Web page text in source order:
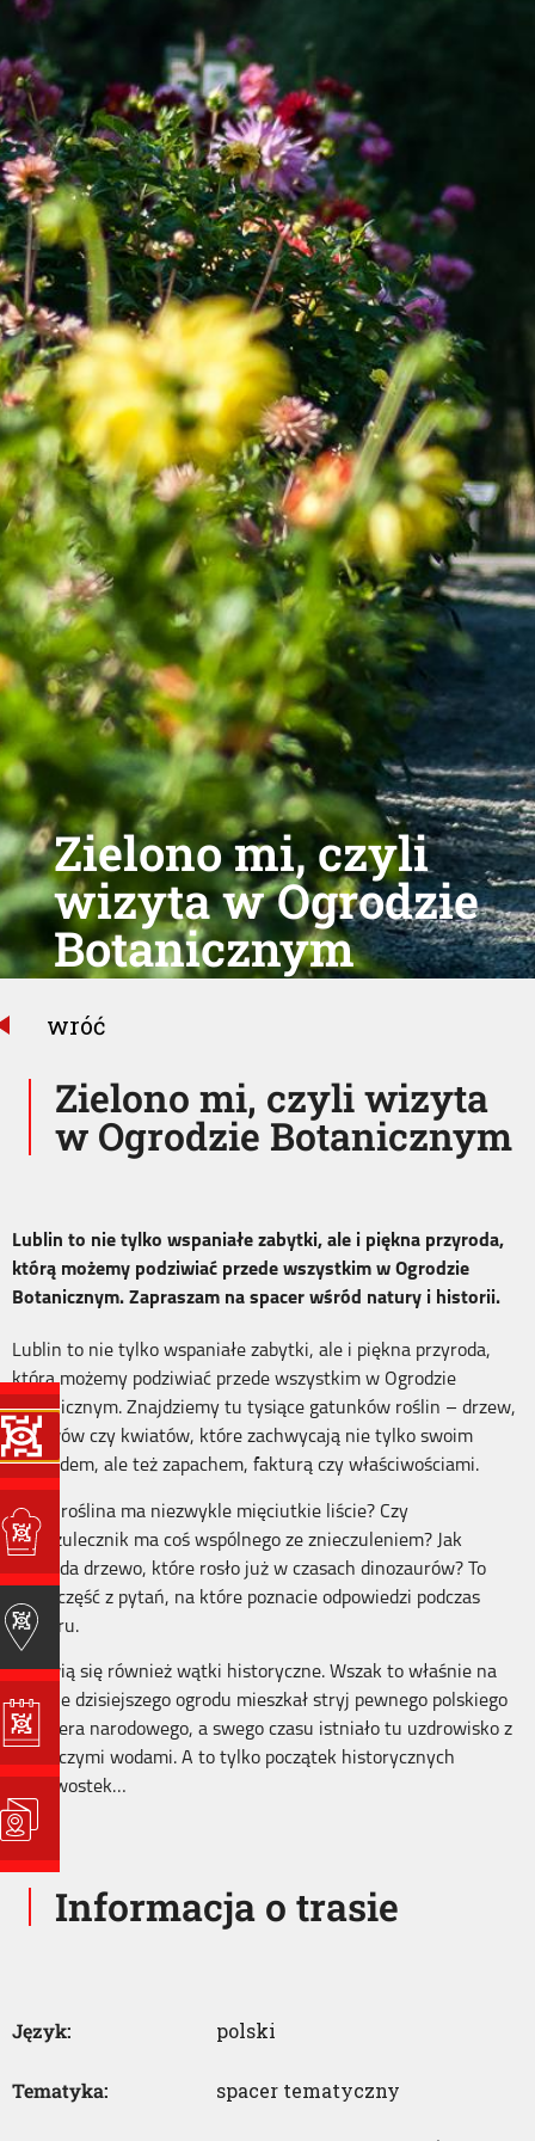
Zielono mi, czyli
wizyta w Ogrodzie
Botanicznym
Zielono mi, czyli wizyta
w Ogrodzie Botanicznym
wróć
Lublin to nie tylko wspaniałe zabytki, ale i piękna przyroda,
którą możemy podziwiać przede wszystkim w Ogrodzie
Botanicznym. Zapraszam na spacer wśród natury i historii.
Lublin to nie tylko wspaniałe zabytki, ale i piękna przyroda,
którą możemy podziwiać przede wszystkim w Ogrodzie
Botanicznym. Znajdziemy tu tysiące gatunków roślin – drzew,
krzewów czy kwiatów, które zachwycają nie tylko swoim
wyglądem, ale też zapachem, fakturą czy właściwościami.
Która roślina ma niezwykle mięciutkie liście? Czy
znieczulecznik ma coś wspólnego ze znieczuleniem? Jak
wygląda drzewo, które rosło już w czasach dinozaurów? To
tylko część z pytań, na które poznacie odpowiedzi podczas
spaceru.
Pojawią się również wątki historyczne. Wszak to właśnie na
terenie dzisiejszego ogrodu mieszkał stryj pewnego polskiego
bohatera narodowego, a swego czasu istniało tu uzdrowisko z
leczniczymi wodami. A to tylko początek historycznych
ciekawostek…
Informacja o trasie
Język: polski
Tematyka: spacer tematyczny